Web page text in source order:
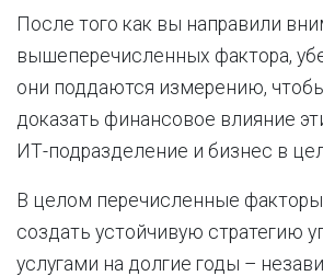
После того как вы направили
вышеперечисленных фактора,
они поддаются измерению,
доказать финансовое влияние
ИТ-подразделение и бизнес в
В целом перечисленные
создать устойчивую стратегию
услугами на долгие годы –